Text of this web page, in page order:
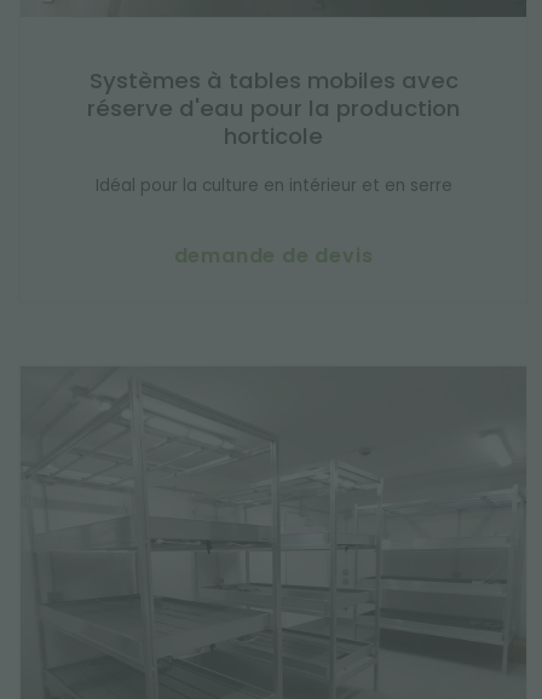
Systèmes à tables mobiles avec
réserve d'eau pour la production
horticole
Idéal pour la culture en intérieur et en serre
demande de devis